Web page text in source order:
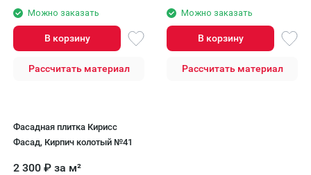
Можно заказать
В корзину
Рассчитать материал
Можно заказать
В корзину
Рассчитать материал
Фасадная плитка Кирисс
Фасад, Кирпич колотый №41
2 300 ₽ за м²